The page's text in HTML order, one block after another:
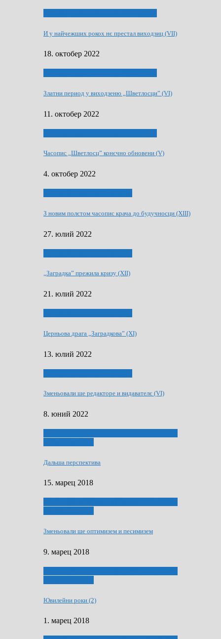
И у найчежших рокох нє престал виходзиц (VII)
18. октобер 2022
Златни период у виходзеню „Шветлосци” (VI)
11. октобер 2022
Часопис „Шветлосц” конєчно обновени (V)
4. октобер 2022
З новим полєтом часопис крача до будучносци (XIII)
27. юлий 2022
„Заградка” прежила кризу (XII)
21. юлий 2022
Церньова драга „Заградкова” (XI)
13. юлий 2022
Зменьовали ше редакторе и видавателє (VI)
8. юний 2022
Дальша перспектива
15. марец 2018
Зменьовали ше оптимизем и песимизем
9. марец 2018
Ювилейни роки (2)
1. марец 2018